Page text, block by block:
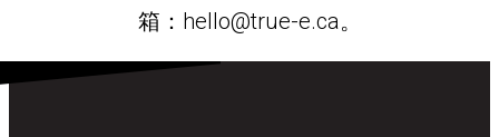
箱：hello@true-e.ca。